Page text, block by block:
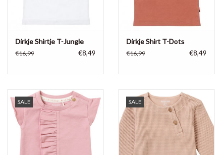
Dirkje Shirtje T-Jungle
€16,99 €8,49
Dirkje Shirt T-Dots
€16,99 €8,49
SALE SALE